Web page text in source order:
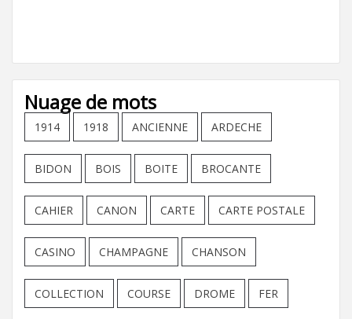
Nuage de mots
1914 1918 ANCIENNE ARDECHE
BIDON BOIS BOITE BROCANTE
CAHIER CANON CARTE CARTE POSTALE
CASINO CHAMPAGNE CHANSON
COLLECTION COURSE DROME FER